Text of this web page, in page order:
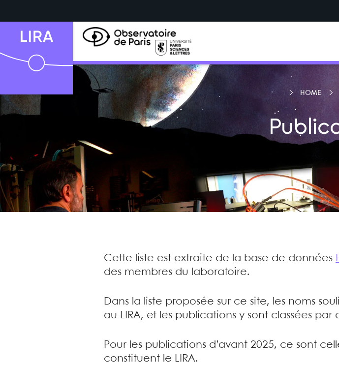
HOME
Cette liste est extraite de la base de données
des membres du laboratoire.
Dans la liste proposée sur ce site, les noms
au LIRA, et les publications y sont classées
Pour les publications d’avant 2025, ce sont
constituent le LIRA.